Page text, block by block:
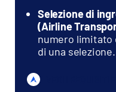
Hai
programma,
costi del corso?
Parla con i